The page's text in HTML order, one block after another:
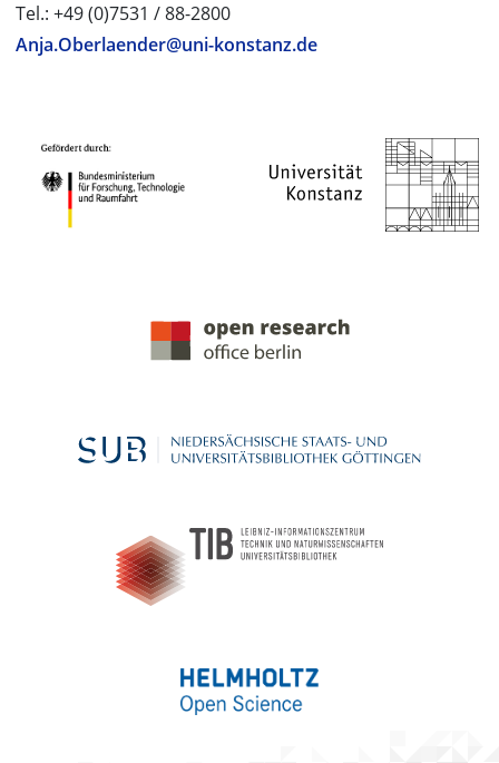
Tel.: +49 (0)7531 / 88-2800
Anja.Oberlaender@uni-konstanz.de